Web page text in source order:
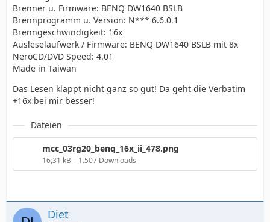
Brenner u. Firmware: BENQ DW1640 BSLB
Brennprogramm u. Version: N*** 6.6.0.1
Brenngeschwindigkeit: 16x
Ausleselaufwerk / Firmware: BENQ DW1640 BSLB mit 8x
NeroCD/DVD Speed: 4.01
Made in Taiwan
Das Lesen klappt nicht ganz so gut! Da geht die Verbatim
+16x bei mir besser!
Dateien
mcc_03rg20_benq_16x_ii_478.png
16,31 kB – 1.507 Downloads
Diet